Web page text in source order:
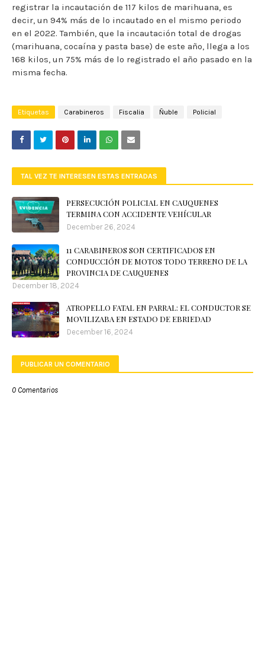
registrar la incautación de 117 kilos de marihuana, es
decir, un 94% más de lo incautado en el mismo periodo
en el 2022. También, que la incautación total de drogas
(marihuana, cocaína y pasta base) de este año, llega a los
168 kilos, un 75% más de lo registrado el año pasado en la
misma fecha.
Etiquetas Carabineros Fiscalia Ñuble Policial
TAL VEZ TE INTERESEN ESTAS ENTRADAS
PERSECUCIÓN POLICIAL EN CAUQUENES
TERMINA CON ACCIDENTE VEHÍCULAR
December 26, 2024
11 CARABINEROS SON CERTIFICADOS EN
CONDUCCIÓN DE MOTOS TODO TERRENO DE LA
PROVINCIA DE CAUQUENES
December 18, 2024
ATROPELLO FATAL EN PARRAL: EL CONDUCTOR SE
MOVILIZABA EN ESTADO DE EBRIEDAD
December 16, 2024
PUBLICAR UN COMENTARIO
0 Comentarios